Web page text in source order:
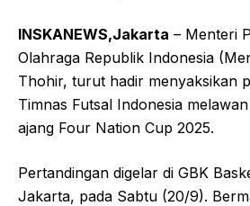
INSKANEWS,Jakarta – Menteri
Olahraga Republik Indonesia
Thohir, turut hadir menyaksikan
Timnas Futsal Indonesia
ajang Four Nation Cup 2025.
Pertandingan digelar di GBK
Jakarta, pada Sabtu (20/9).